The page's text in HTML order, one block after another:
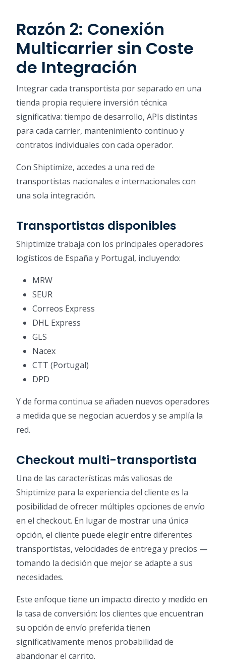
Razón 2: Conexión
Multicarrier sin Coste
de Integración
Integrar cada transportista por separado en una
tienda propia requiere inversión técnica
significativa: tiempo de desarrollo, APIs distintas
para cada carrier, mantenimiento continuo y
contratos individuales con cada operador.
Con Shiptimize, accedes a una red de
transportistas nacionales e internacionales con
una sola integración.
Transportistas disponibles
Shiptimize trabaja con los principales operadores
logísticos de España y Portugal, incluyendo:
MRW
SEUR
Correos Express
DHL Express
GLS
Nacex
CTT (Portugal)
DPD
Y de forma continua se añaden nuevos operadores
a medida que se negocian acuerdos y se amplía la
red.
Checkout multi-transportista
Una de las características más valiosas de
Shiptimize para la experiencia del cliente es la
posibilidad de ofrecer múltiples opciones de envío
en el checkout. En lugar de mostrar una única
opción, el cliente puede elegir entre diferentes
transportistas, velocidades de entrega y precios —
tomando la decisión que mejor se adapte a sus
necesidades.
Este enfoque tiene un impacto directo y medido en
la tasa de conversión: los clientes que encuentran
su opción de envío preferida tienen
significativamente menos probabilidad de
abandonar el carrito.